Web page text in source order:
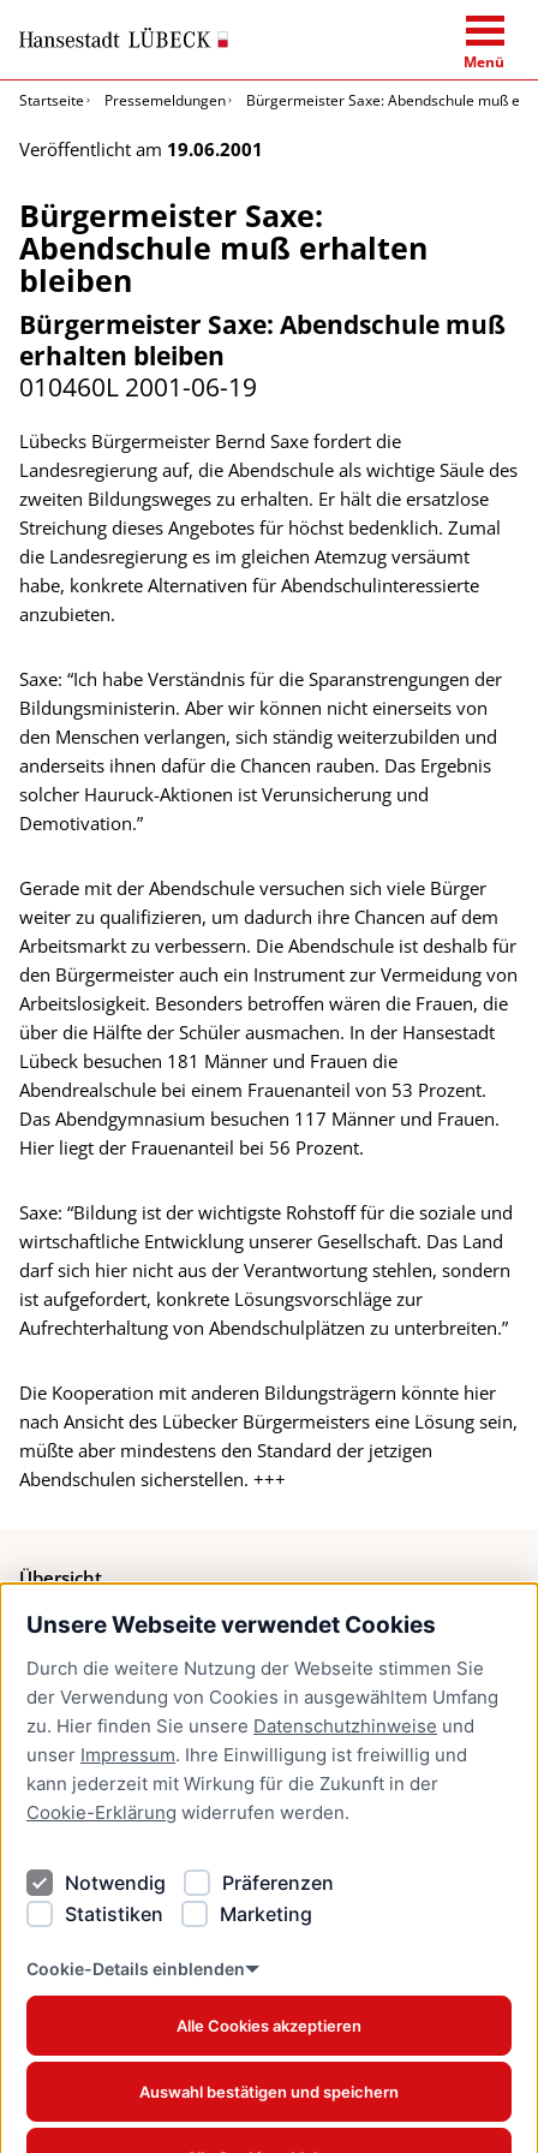
Unsere Webseite verwendet Cookies
Durch die weitere Nutzung der Webseite stimmen Sie
der Verwendung von Cookies in ausgewähltem Umfang
zu. Hier finden Sie unsere Datenschutzhinweise und
unser Impressum. Ihre Einwilligung ist freiwillig und
kann jederzeit mit Wirkung für die Zukunft in der
Cookie-Erklärung widerrufen werden.
Notwendig
Präferenzen
Statistiken
Marketing
Cookie-Details einblenden
Alle Cookies akzeptieren
Auswahl bestätigen und speichern
Menü
Startseite
Pressemeldungen Bürgermeister Saxe: Abendschule muß
Veröffentlicht am 19.06.2001
Bürgermeister Saxe:
Abendschule muß erhalten
bleiben
Bürgermeister Saxe: Abendschule muß
erhalten bleiben
010460L 2001-06-19
Lübecks Bürgermeister Bernd Saxe fordert die
Landesregierung auf, die Abendschule als wichtige Säule des
zweiten Bildungsweges zu erhalten. Er hält die ersatzlose
Streichung dieses Angebotes für höchst bedenklich. Zumal
die Landesregierung es im gleichen Atemzug versäumt
habe, konkrete Alternativen für Abendschulinteressierte
anzubieten.
Saxe: “Ich habe Verständnis für die Sparanstrengungen der
Bildungsministerin. Aber wir können nicht einerseits von
den Menschen verlangen, sich ständig weiterzubilden und
anderseits ihnen dafür die Chancen rauben. Das Ergebnis
solcher Hauruck-Aktionen ist Verunsicherung und
Demotivation.”
Gerade mit der Abendschule versuchen sich viele Bürger
weiter zu qualifizieren, um dadurch ihre Chancen auf dem
Arbeitsmarkt zu verbessern. Die Abendschule ist deshalb für
den Bürgermeister auch ein Instrument zur Vermeidung von
Arbeitslosigkeit. Besonders betroffen wären die Frauen, die
über die Hälfte der Schüler ausmachen. In der Hansestadt
Lübeck besuchen 181 Männer und Frauen die
Abendrealschule bei einem Frauenanteil von 53 Prozent.
Das Abendgymnasium besuchen 117 Männer und Frauen.
Hier liegt der Frauenanteil bei 56 Prozent.
Saxe: “Bildung ist der wichtigste Rohstoff für die soziale und
wirtschaftliche Entwicklung unserer Gesellschaft. Das Land
darf sich hier nicht aus der Verantwortung stehlen, sondern
ist aufgefordert, konkrete Lösungsvorschläge zur
Aufrechterhaltung von Abendschulplätzen zu unterbreiten.”
Die Kooperation mit anderen Bildungsträgern könnte hier
nach Ansicht des Lübecker Bürgermeisters eine Lösung sein,
müßte aber mindestens den Standard der jetzigen
Abendschulen sicherstellen. +++
Übersicht
Bürgerservice
Presse
Newsletter Lübeck:kompakt
Kontakt
Kontakt
Datenschutzhinweise
Barrierefreiheit
Cookie Erklärung
www.luebeck.de